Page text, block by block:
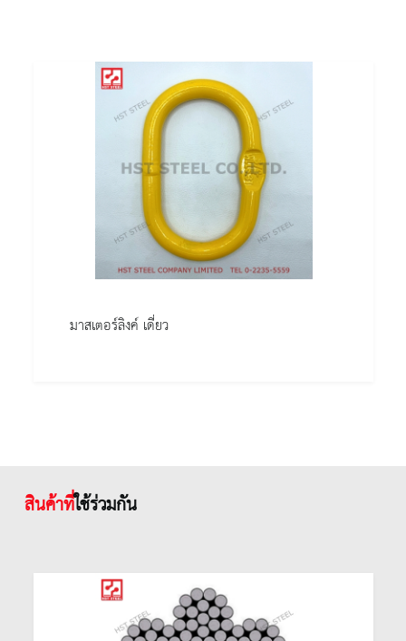
มาสเตอร์ลิงค์ เดี่ยว
สินค้าที่ใช้ร่วมกัน